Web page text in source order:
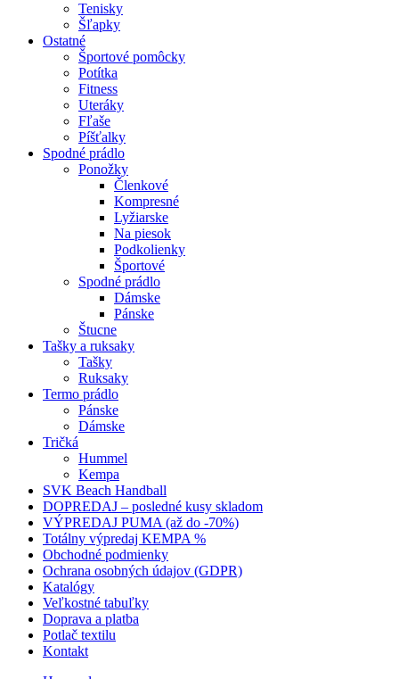
Tenisky
Šľapky
Ostatné
Športové pomôcky
Potítka
Fitness
Uteráky
Fľaše
Píšťalky
Spodné prádlo
Ponožky
Členkové
Kompresné
Lyžiarske
Na piesok
Podkolienky
Športové
Spodné prádlo
Dámske
Pánske
Štucne
Tašky a ruksaky
Tašky
Ruksaky
Termo prádlo
Pánske
Dámske
Tričká
Hummel
Kempa
SVK Beach Handball
DOPREDAJ – posledné kusy skladom
VÝPREDAJ PUMA (až do -70%)
Totálny výpredaj KEMPA %
Obchodné podmienky
Ochrana osobných údajov (GDPR)
Katalógy
Veľkostné tabuľky
Doprava a platba
Potlač textilu
Kontakt